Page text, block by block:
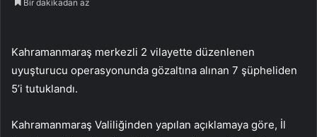
Bir dakikadan az
Kahramanmaraş merkezli 2 vilayette düzenlenen
uyuşturucu operasyonunda gözaltına alınan 7 şüpheliden
5’i tutuklandı.
Kahramanmaraş Valiliğinden yapılan açıklamaya göre, İl